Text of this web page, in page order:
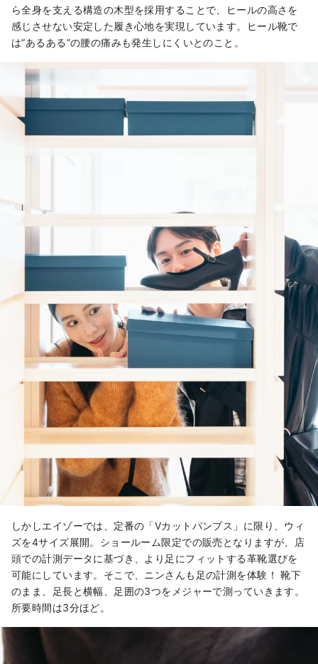
ら全身を支える構造の木型を採用することで、ヒールの高さを
感じさせない安定した履き心地を実現しています。ヒール靴で
は“あるある”の腰の痛みも発生しにくいとのこと。
しかしエイゾーでは、定番の「Vカットパンプス」に限り、ウィ
ズを4サイズ展開。ショールーム限定での販売となりますが、店
頭での計測データに基づき、より足にフィットする革靴選びを
可能にしています。そこで、ニンさんも足の計測を体験！ 靴下
のまま、足長と横幅、足囲の3つをメジャーで測っていきます。
所要時間は3分ほど。